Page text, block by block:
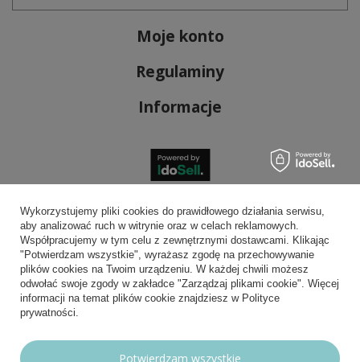
Moje konto
Regulaminy
Informacje
Bezpieczne płatności
Wygodna dostawa
Możesz nam zaufać
Wykorzystujemy pliki cookies do prawidłowego działania serwisu,
aby analizować ruch w witrynie oraz w celach reklamowych.
Współpracujemy w tym celu z zewnętrznymi dostawcami. Klikając
"Potwierdzam wszystkie", wyrażasz zgodę na przechowywanie
plików cookies na Twoim urządzeniu. W każdej chwili możesz
odwołać swoje zgody w zakładce "Zarządzaj plikami cookie". Więcej
informacji na temat plików cookie znajdziesz w Polityce
prywatności.
Potwierdzam wszystkie